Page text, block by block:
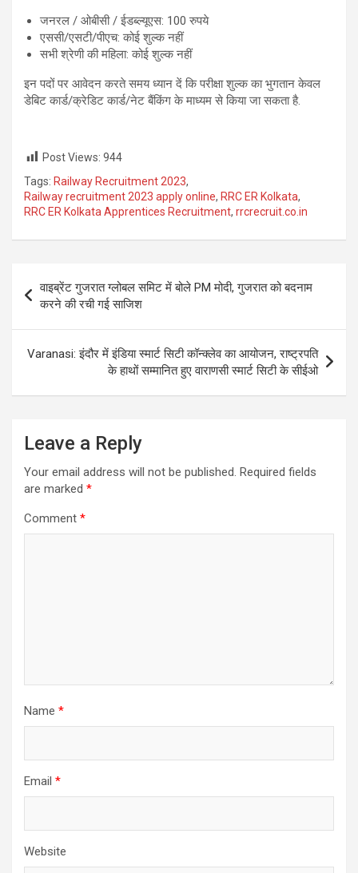
जनरल / ओबीसी / ईडब्ल्यूएस: 100 रुपये
एससी/एसटी/पीएच: कोई शुल्क नहीं
सभी श्रेणी की महिला: कोई शुल्क नहीं
इन पदों पर आवेदन करते समय ध्‍यान दें कि परीक्षा शुल्क का भुगतान केवल
डेबिट कार्ड/क्रेडिट कार्ड/नेट बैंकिंग के माध्यम से किया जा सकता है.
Post Views: 944
Tags: Railway Recruitment 2023,
Railway recruitment 2023 apply online, RRC ER Kolkata,
RRC ER Kolkata Apprentices Recruitment, rrcrecruit.co.in
navigation
वाइब्रेंट गुजरात ग्लोबल समिट में बोले PM मोदी, गुजरात को बदनाम
करने की रची गई साजिश
Varanasi: इंदौर में इंडिया स्मार्ट सिटी कॉन्क्लेव का आयोजन, राष्ट्रपति
के हाथों सम्मानित हुए वाराणसी स्मार्ट सिटी के सीईओ
Leave a Reply
Your email address will not be published. Required fields
are marked *
Comment *
Name *
Email *
Website